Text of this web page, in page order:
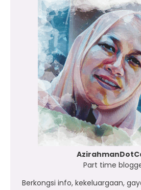
Part time
Berkongsi info, kekeluargaan,